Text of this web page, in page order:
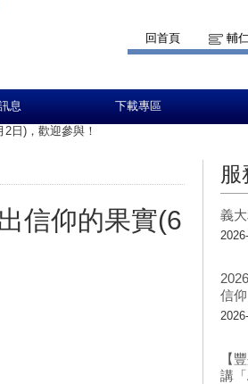
回首頁 輔
息 下載專區
日)，歡迎參與！
信仰的果實(6
服
義
信
【
講